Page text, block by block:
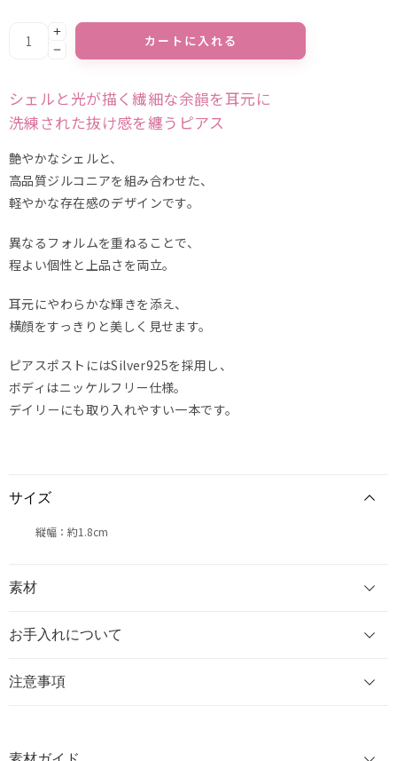
カートに入れる
シェルと光が描く繊細な余韻を耳元に
洗練された抜け感を纏うピアス
艶やかなシェルと、
高品質ジルコニアを組み合わせた、
軽やかな存在感のデザインです。
異なるフォルムを重ねることで、
程よい個性と上品さを両立。
耳元にやわらかな輝きを添え、
横顔をすっきりと美しく見せます。
ピアスポストにはSilver925を採用し、
ボディはニッケルフリー仕様。
デイリーにも取り入れやすい一本です。
サイズ
縦幅：約1.8cm
素材
お手入れについて
注意事項